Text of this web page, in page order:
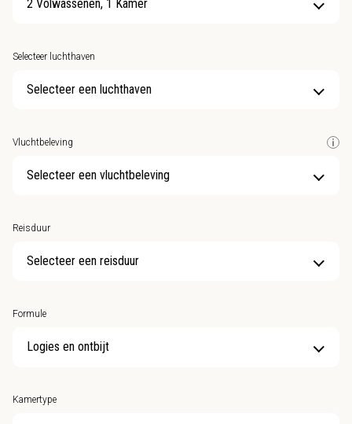
2 Volwassenen, 1 Kamer
Selecteer luchthaven
Selecteer een luchthaven
Vluchtbeleving
Selecteer een vluchtbeleving
Reisduur
Selecteer een reisduur
Formule
Kamertype